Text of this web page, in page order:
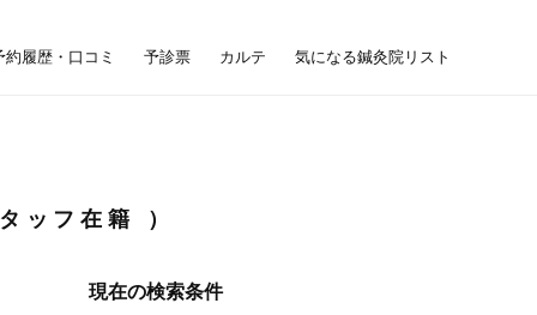
約履歴・口コミ 予診票 カルテ 気になる鍼灸院リスト
ッフ在籍
現在の検索条件